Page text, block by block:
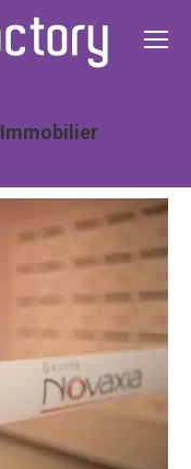
Immobilier